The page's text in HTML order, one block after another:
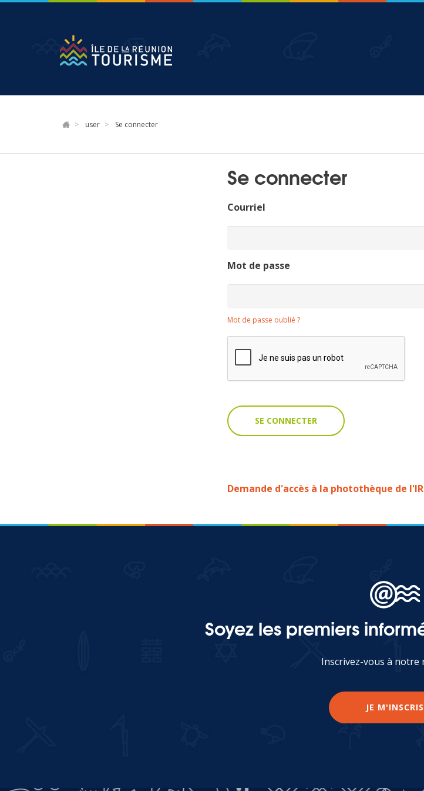
user Se connecter
Se connecter
Courriel
Mot de passe
Mot de passe oublié ?
Demande d'accès à la photothèque de
Soyez les premiers
Inscrivez-vous à notre
JE M'INSCRIS